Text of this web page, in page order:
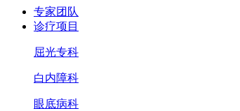
专家团队
诊疗项目
屈光专科
白内障科
眼底病科